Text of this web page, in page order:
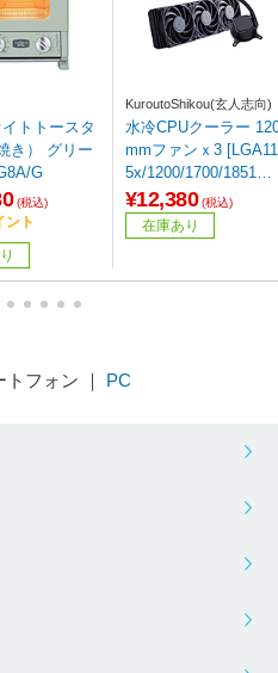
トトースタ
グリー
G
(税込)
ント
KuroutoShikou(玄人志向)
水冷CPUクーラー
mmファンｘ3 [LGA11
5x/1200/1700/1851・
M5/AM4] LED無し ブ
ラック KURO-AIOWC
360/V2 【864】
¥12,380 (税込)
在庫あり
フォン ｜ PC